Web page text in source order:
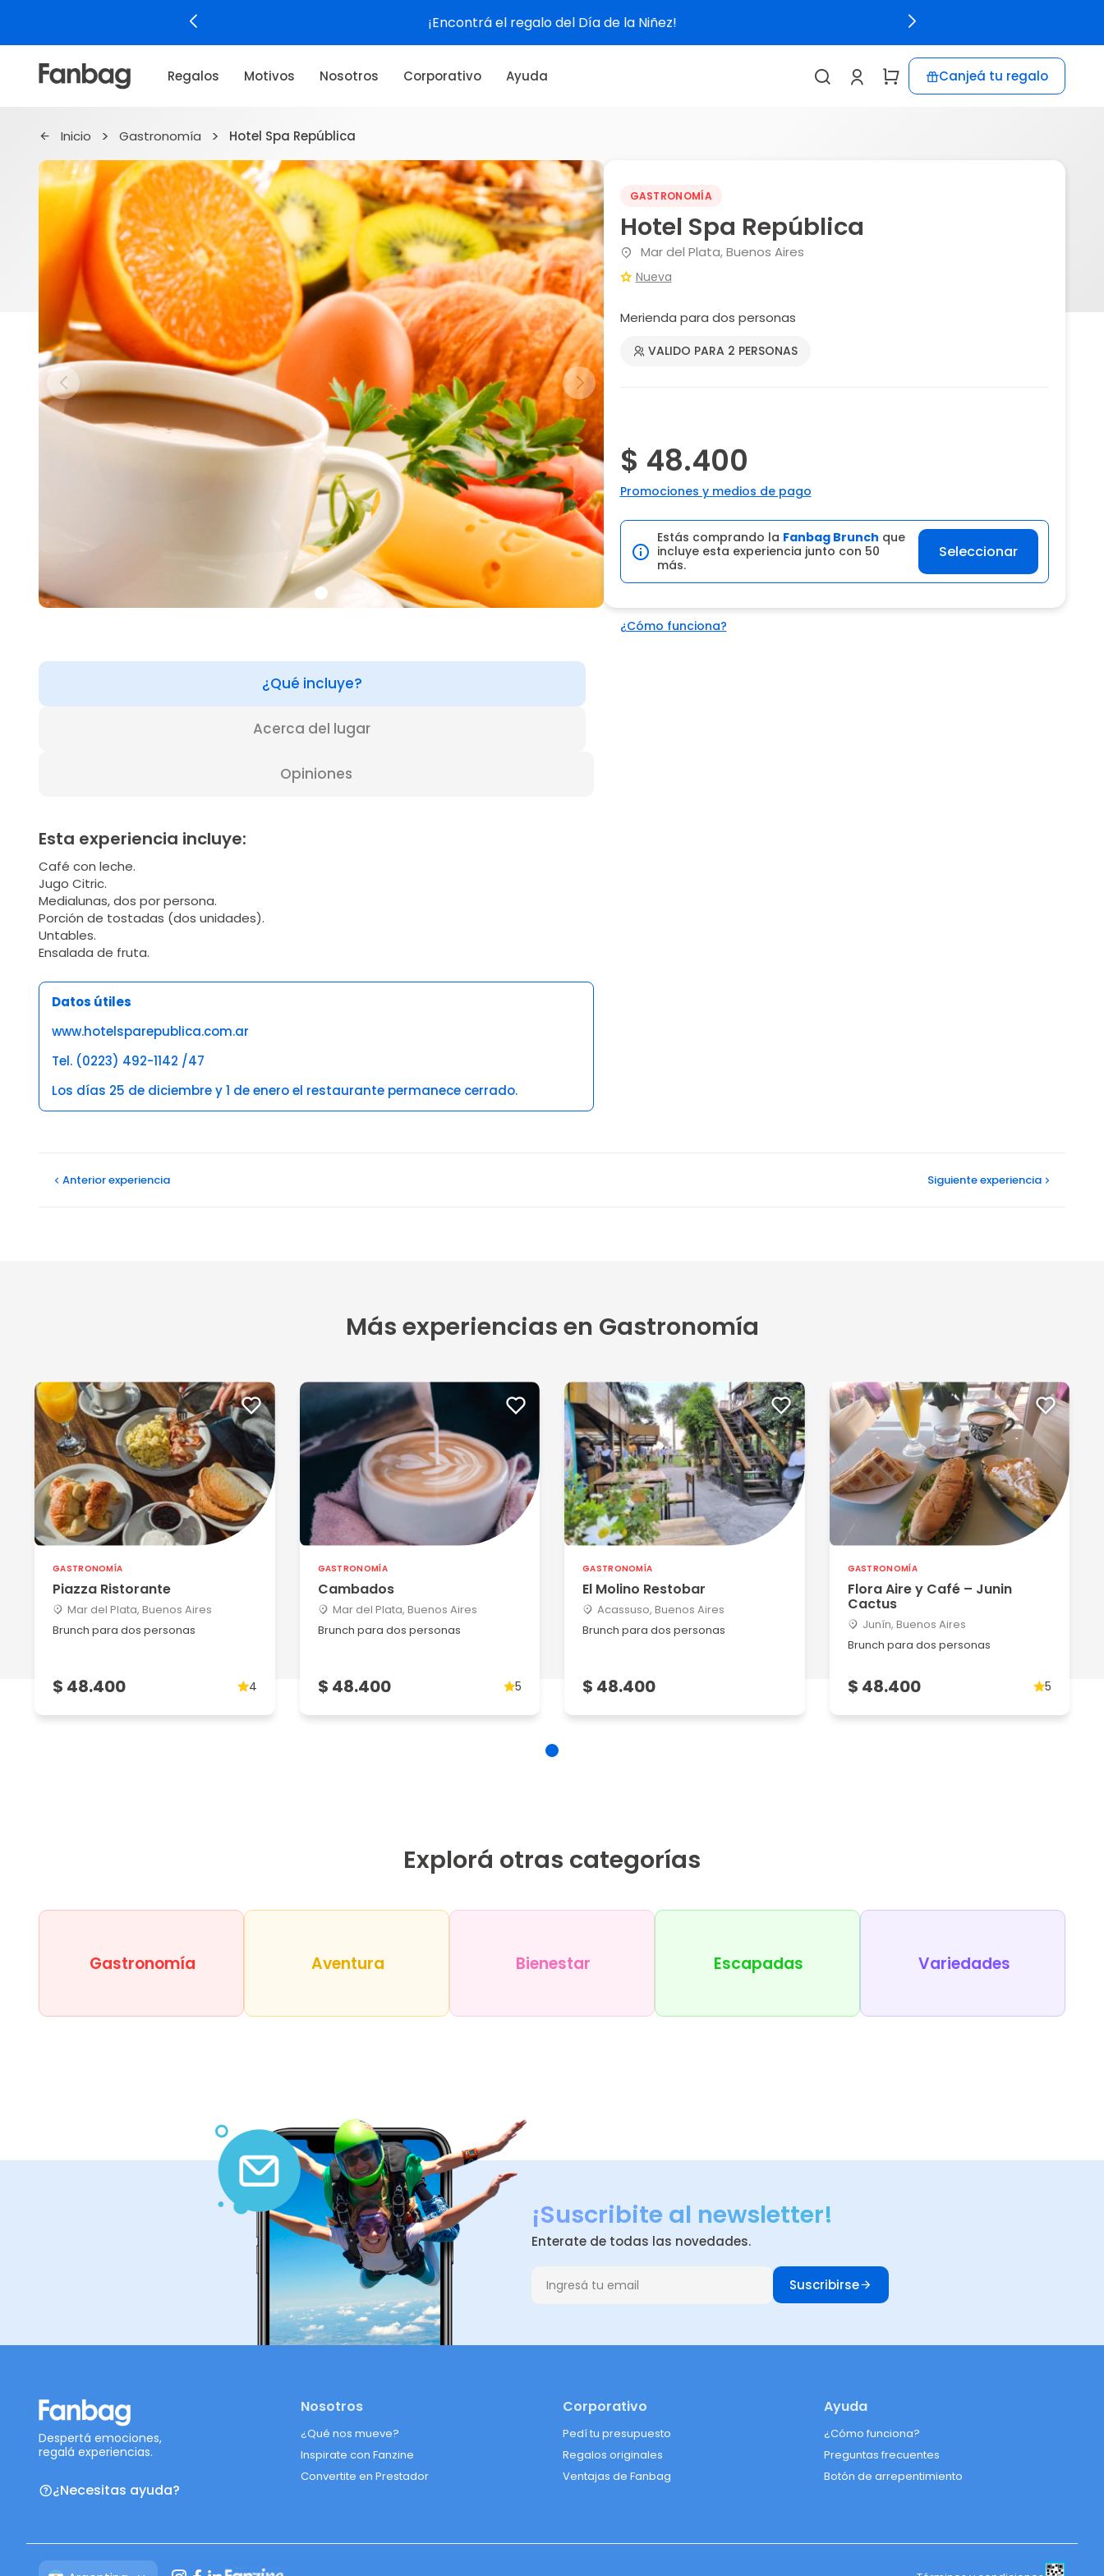
¡Encontrá el regalo del Día de la Niñez!
Regalos Motivos Nosotros Corporativo Ayuda Canjeá tu regalo
Inicio Gastronomía Hotel Spa República
GASTRONOMÍA
Hotel Spa República
Mar del Plata, Buenos Aires
Nueva
Merienda para dos personas
VALIDO PARA 2 PERSONAS
$ 48.400
Promociones y medios de pago
Estás comprando la Fanbag Brunch que
incluye esta experiencia junto con 50
más.
Seleccionar
¿Cómo funciona?
¿Qué incluye?
Acerca del lugar
Opiniones
Esta experiencia incluye:
Café con leche.
Jugo Citric.
Medialunas, dos por persona.
Porción de tostadas (dos unidades).
Untables.
Ensalada de fruta.
Datos útiles
www.hotelsparepublica.com.ar
Tel. (0223) 492-1142 /47
Los días 25 de diciembre y 1 de enero el restaurante permanece cerrado.
Anteriorexperiencia Siguienteexperiencia
Más experiencias en Gastronomía
GASTRONOMÍA
Piazza Ristorante
Mar del Plata, Buenos Aires
Brunch para dos personas
$ 48.400 4
GASTRONOMÍA
Cambados
Mar del Plata, Buenos Aires
Brunch para dos personas
$ 48.400 5
GASTRONOMÍA
El Molino Restobar
Acassuso, Buenos Aires
Brunch para dos personas
$ 48.400
GASTRONOMÍA
Flora Aire y Café – Junin
Cactus
Junín, Buenos Aires
Brunch para dos personas
$ 48.400 5
Explorá otras categorías
Gastronomía Aventura Bienestar Escapadas Variedades
¡Suscribite al newsletter!
Enterate de todas las novedades.
Suscribirse
Despertá emociones,
regalá experiencias.
¿Necesitas ayuda?
Nosotros
¿Qué nos mueve?
Inspirate con Fanzine
Convertite en Prestador
Corporativo
Pedí tu presupuesto
Regalos originales
Ventajas de Fanbag
Ayuda
¿Cómo funciona?
Preguntas frecuentes
Botón de arrepentimiento